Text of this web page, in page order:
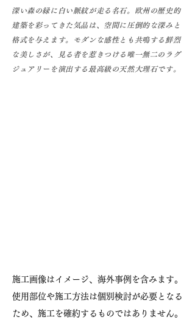
深い森の緑に白い脈紋が走る名石。欧州の歴史的
建築を彩ってきた気品は、空間に圧倒的な深みと
格式を与えます。モダンな感性とも共鳴する鮮烈
な美しさが、見る者を惹きつける唯一無二のラグ
ジュアリーを演出する最高級の天然大理石です。
施工画像はイメージ、海外事例を含みます。
使用部位や施工方法は個別検討が必要となる
ため、施工を確約するものではありません。